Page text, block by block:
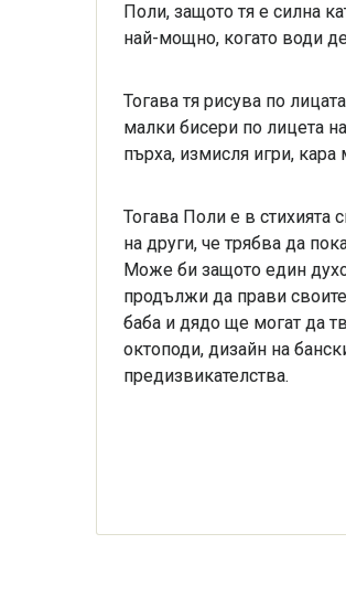
Поли, защото тя е силна
най-мощно, когато води
Тогава тя рисува по
малки бисери по лицета
пърха, измисля игри, кара
Тогава Поли е в стихията
на други, че трябва да
Може би защото един
продължи да прави
баба и дядо ще могат да
октоподи, дизайн на
предизвикателства.